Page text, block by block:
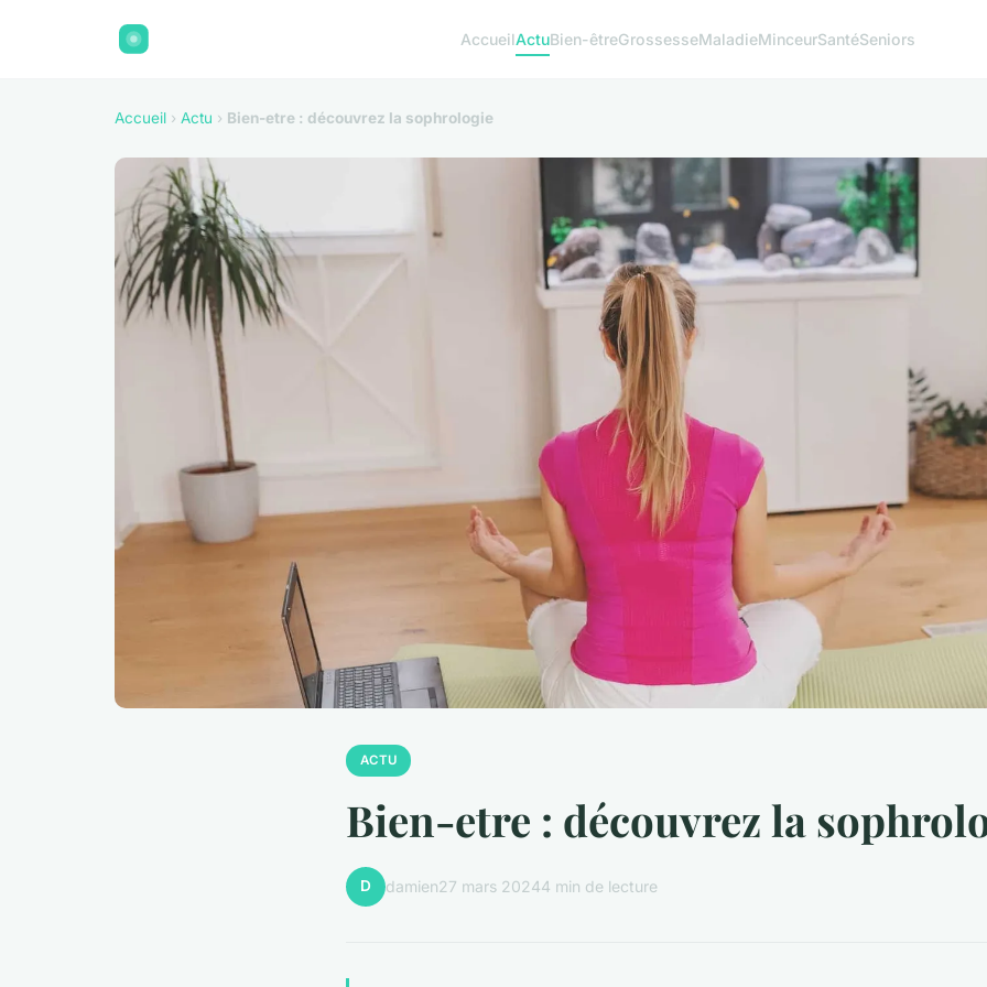
AccueilActuBien-êtreGrossesseMaladieMinceurSantéSeniors
Accueil › Actu › Bien-etre : découvrez la sophrologie
ACTU
Bien-etre : découvrez la
D damien27 mars 20244 min de lecture